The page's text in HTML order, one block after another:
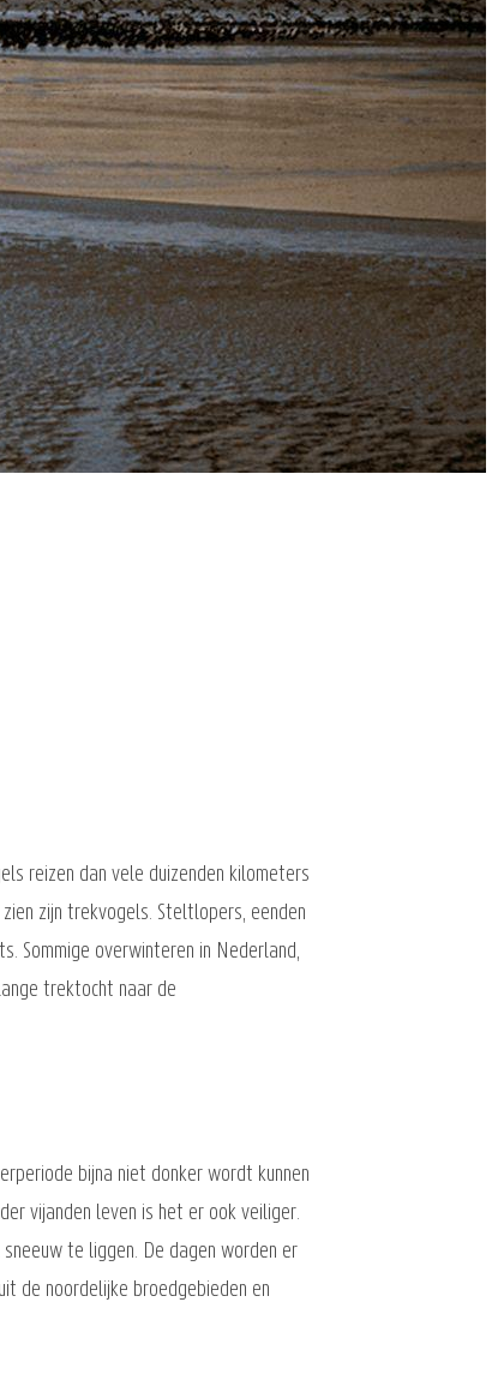
reizen dan vele duizenden kilometers
zijn trekvogels. Steltlopers, eenden
Sommige overwinteren in Nederland,
trektocht naar de
bijna niet donker wordt kunnen
vijanden leven is het er ook veiliger.
te liggen. De dagen worden er
de noordelijke broedgebieden en